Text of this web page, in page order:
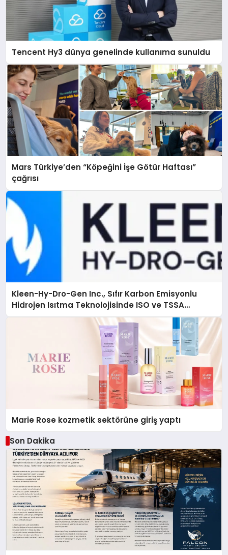
Tencent Hy3 dünya genelinde kullanıma sunuldu
Mars Türkiye’den “Köpeğini İşe Götür Haftası”
çağrısı
Kleen-Hy-Dro-Gen Inc., Sıfır Karbon Emisyonlu
Hidrojen Isıtma Teknolojisinde ISO ve TSSA
Düzenleyici Onaylarını Aldı
Marie Rose kozmetik sektörüne giriş yaptı
Son Dakika